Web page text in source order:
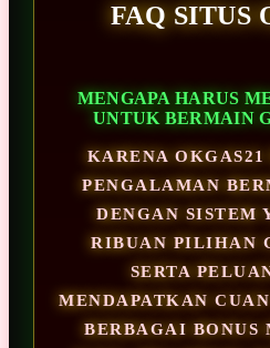
FAQ SITUS
MENGAPA HARUS
UNTUK BERMAIN
KARENA
PENGALAMAN
DENGAN SISTEM
RIBUAN PILIHAN
SERTA
MENDAPATKAN
BERBAGAI BONUS